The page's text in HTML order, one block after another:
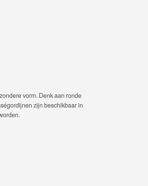
vorm. Denk aan ronde
zijn beschikbaar in